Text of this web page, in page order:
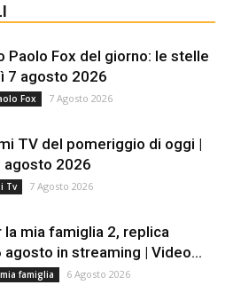
Paolo Fox del giorno: le stelle
7 agosto 2026
Fox 7 Agosto 2026
TV del pomeriggio di oggi |
agosto 2026
Tv 7 Agosto 2026
la mia famiglia 2, replica
agosto in streaming | Video...
famiglia 6 Agosto 2026